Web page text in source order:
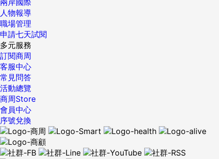
人物報導
職場管理
申請七天試閱
多元服務
訂閱商周
客服中心
常見問答
活動總覽
商周Store
會員中心
序號兌換